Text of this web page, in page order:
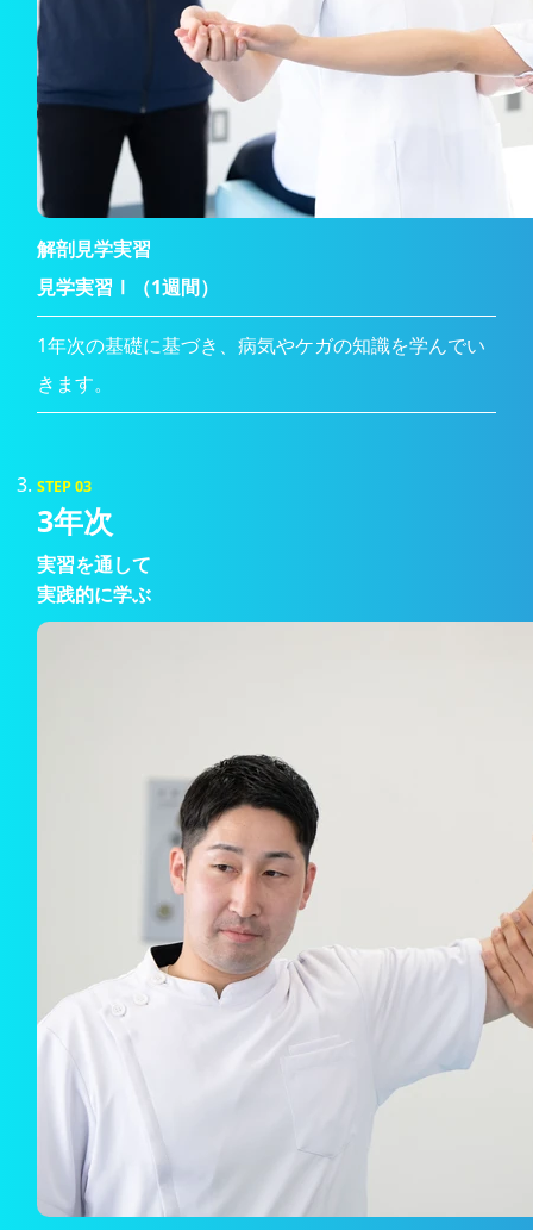
解剖見学実習
見学実習Ⅰ（1週間）
1年次の基礎に基づき、病気やケガの知識を学んでい
きます。
STEP 03
3年次
実習を通して
実践的に学ぶ